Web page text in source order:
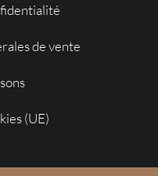
de vente
(UE)